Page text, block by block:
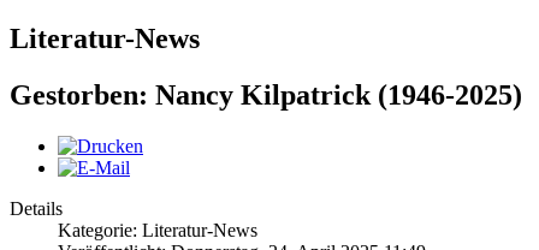
Literatur-News
Gestorben: Nancy Kilpatrick (1946-2025)
Details
Kategorie: Literatur-News